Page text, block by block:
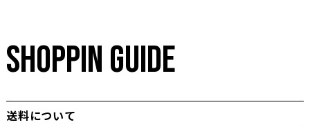
SHOPPIN GUIDE
送料について